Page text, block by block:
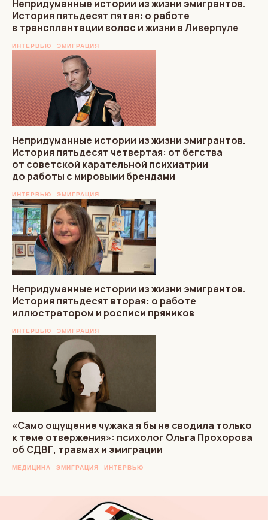
Непридуманные истории из жизни эмигрантов.
История пятьдесят пятая: о работе
в трансплантации волос и жизни в Ливерпуле
ИНТЕРВЬЮ ЭМИГРАЦИЯ
Непридуманные истории из жизни эмигрантов.
История пятьдесят четвертая: от бегства
от советской карательной психиатрии
до работы с мировыми брендами
ИНТЕРВЬЮ ЭМИГРАЦИЯ
Непридуманные истории из жизни эмигрантов.
История пятьдесят вторая: о работе
иллюстратором и росписи пряников
ИНТЕРВЬЮ ЭМИГРАЦИЯ
«Само ощущение чужака я бы не сводила только
к теме отвержения»: психолог Ольга Прохорова
об СДВГ, травмах и эмиграции
МЕДИЦИНА ЭМИГРАЦИЯ ИНТЕРВЬЮ